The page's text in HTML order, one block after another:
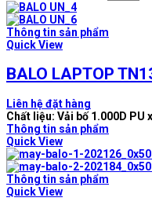
Thông tin sản phẩm
Quick View
BALO LAPTOP
Liên hệ đặt hàng
Chất liệu: Vải bố 1.000D PU
Thông tin sản phẩm
Quick View
Thông tin sản phẩm
Quick View